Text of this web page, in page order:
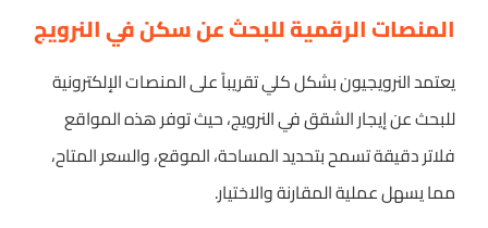
المنصات الرقمية للبحث عن سكن في النرويج
يعتمد النرويجيون بشكل كلي تقريباً على المنصات الإلكترونية
للبحث عن إيجار الشقق في النرويج، حيث توفر هذه المواقع
فلاتر دقيقة تسمح بتحديد المساحة، الموقع، والسعر المتاح،
مما يسهل عملية المقارنة والاختيار.